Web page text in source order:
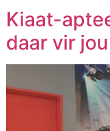
Kiaat-
daar vir jou